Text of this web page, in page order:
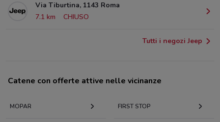
Via Tiburtina, 1143 Roma
7.1 km
CHIUSO
Tutti i negozi Jeep
Catene con offerte attive nelle vicinanze
MOPAR FIRST STOP